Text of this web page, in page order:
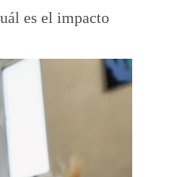
es el impacto